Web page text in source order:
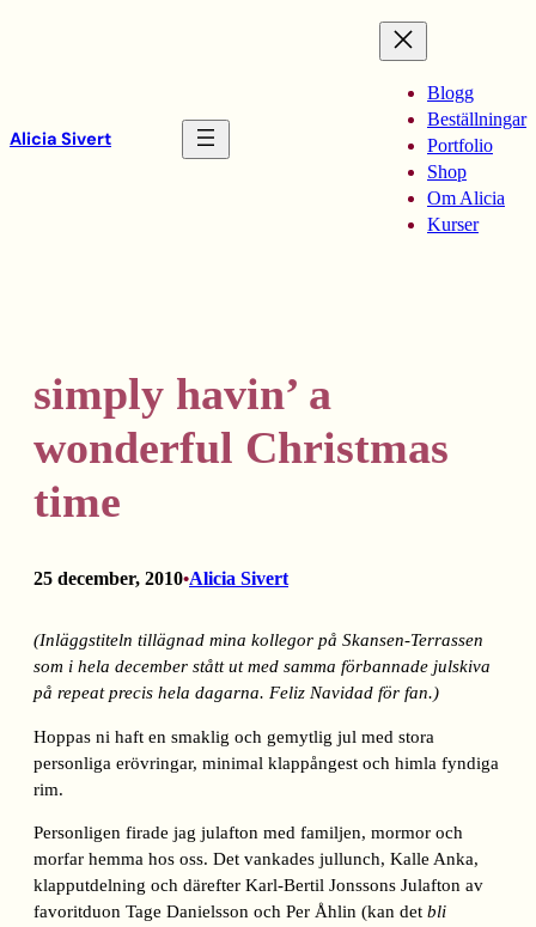
Alicia Sivert
Blogg
Beställningar
Portfolio
Shop
Om Alicia
Kurser
simply havin’ a
wonderful Christmas
time
25 december, 2010•Alicia Sivert
(Inläggstiteln tillägnad mina kollegor på Skansen-Terrassen
som i hela december stått ut med samma förbannade julskiva
på repeat precis hela dagarna. Feliz Navidad för fan.)
Hoppas ni haft en smaklig och gemytlig jul med stora
personliga erövringar, minimal klappångest och himla fyndiga
rim.
Personligen firade jag julafton med familjen, mormor och
morfar hemma hos oss. Det vankades jullunch, Kalle Anka,
klapputdelning och därefter Karl-Bertil Jonssons Julafton av
favoritduon Tage Danielsson och Per Åhlin (kan det bli